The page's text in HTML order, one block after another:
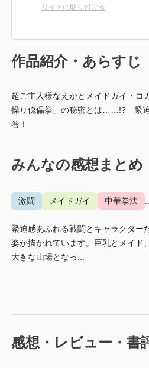
サイトに貼り付ける
作品紹介・あらすじ
超ご主人様なえかとメイドガイ・
操り傀儡拳」の秘密とは……!? 緊迫
巻！
みんなの感想まとめ
激闘 メイドガイ 中華拳法
緊迫感あふれる戦闘とキャラクター
姿が描かれています。巨乳とメイド
大きな山場となっ...
感想・レビュー・書